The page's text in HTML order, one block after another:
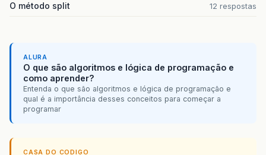
O método split 12 respostas
ALURA
O que são algoritmos e lógica de programação e
como aprender?
Entenda o que são algoritmos e lógica de programação e
qual é a importância desses conceitos para começar a
programar
CASA DO CODIGO